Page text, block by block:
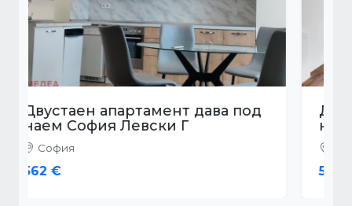
Двустаен апартамент дава под
наем София Надежда 4
София
500 €